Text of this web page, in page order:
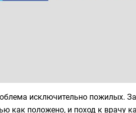
исключительно пожилых.
как положено, и поход к врачу